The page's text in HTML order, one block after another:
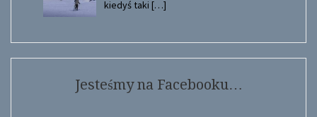
kiedyś taki […]
Jesteśmy na Facebooku…